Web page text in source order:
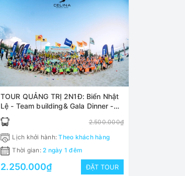
TOUR QUẢNG TRỊ 2N1Đ: Biển Nhật
Lệ - Team building& Gala Dinner -
Phong Nha Kẻ Bàng
2.500.000₫
Lịch khởi hành:Theo khách hàng
Thời gian: 2 ngày 1 đêm
2.250.000₫ ĐẶT TOUR